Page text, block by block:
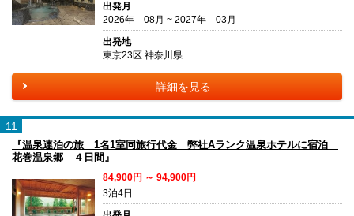
出発月
2026年 08月 ~ 2027年 03月
出発地
東京23区 神奈川県
詳細を見る
11
『温泉連泊の旅 1名1室同旅行代金 弊社Aランク温泉ホテルに宿泊
花巻温泉郷 ４日間』
84,900円 ～ 94,900円
3泊4日